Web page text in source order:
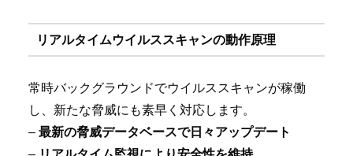
リアルタイムウイルススキャンの動作原理
常時バックグラウンドでウイルススキャンが稼働
し、新たな脅威にも素早く対応します。
– 最新の脅威データベースで日々アップデート